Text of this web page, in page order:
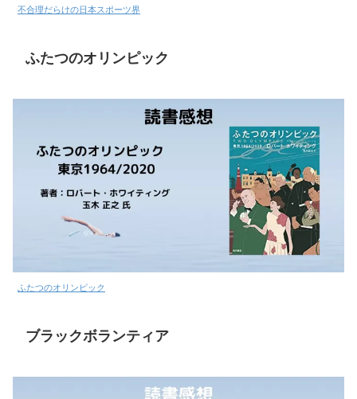
不合理だらけの日本スポーツ界
ふたつのオリンピック
ふたつのオリンピック
ブラックボランティア